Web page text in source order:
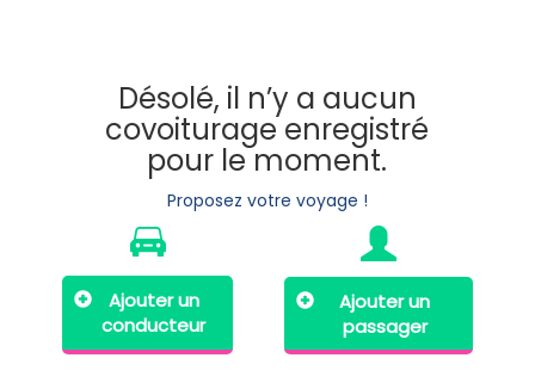
Désolé, il n’y a aucun
covoiturage enregistré
pour le moment.
Proposez votre voyage !
Ajouter un
conducteur
Ajouter un
passager